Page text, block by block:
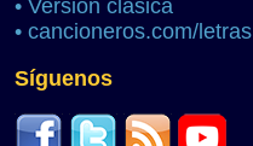
• Versión clásica
• cancioneros.com/letras
Síguenos